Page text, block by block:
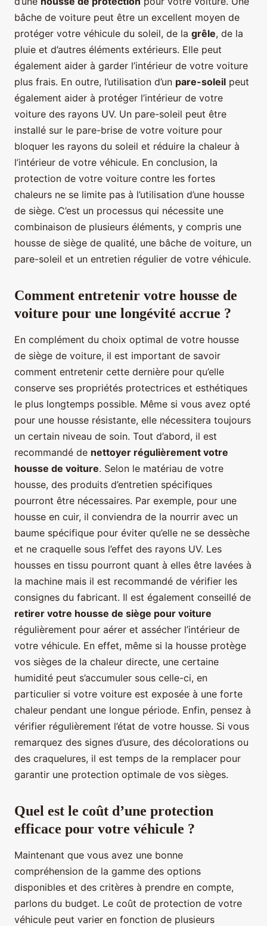
bâche de voiture peut être un excellent moyen de
protéger votre véhicule du soleil, de la grêle, de la
pluie et d’autres éléments extérieurs. Elle peut
également aider à garder l’intérieur de votre voiture
plus frais. En outre, l’utilisation d’un pare-soleil peut
également aider à protéger l’intérieur de votre
voiture des rayons UV. Un pare-soleil peut être
installé sur le pare-brise de votre voiture pour
bloquer les rayons du soleil et réduire la chaleur à
l’intérieur de votre véhicule. En conclusion, la
protection de votre voiture contre les fortes
chaleurs ne se limite pas à l’utilisation d’une housse
de siège. C’est un processus qui nécessite une
combinaison de plusieurs éléments, y compris une
housse de siège de qualité, une bâche de voiture, un
pare-soleil et un entretien régulier de votre véhicule.
Comment entretenir votre housse de
voiture pour une longévité accrue ?
En complément du choix optimal de votre housse
de siège de voiture, il est important de savoir
comment entretenir cette dernière pour qu’elle
conserve ses propriétés protectrices et esthétiques
le plus longtemps possible. Même si vous avez opté
pour une housse résistante, elle nécessitera toujours
un certain niveau de soin. Tout d’abord, il est
recommandé de nettoyer régulièrement votre
housse de voiture. Selon le matériau de votre
housse, des produits d’entretien spécifiques
pourront être nécessaires. Par exemple, pour une
housse en cuir, il conviendra de la nourrir avec un
baume spécifique pour éviter qu’elle ne se dessèche
et ne craquelle sous l’effet des rayons UV. Les
housses en tissu pourront quant à elles être lavées à
la machine mais il est recommandé de vérifier les
consignes du fabricant. Il est également conseillé de
retirer votre housse de siège pour voiture
régulièrement pour aérer et assécher l’intérieur de
votre véhicule. En effet, même si la housse protège
vos sièges de la chaleur directe, une certaine
humidité peut s’accumuler sous celle-ci, en
particulier si votre voiture est exposée à une forte
chaleur pendant une longue période. Enfin, pensez à
vérifier régulièrement l’état de votre housse. Si vous
remarquez des signes d’usure, des décolorations ou
des craquelures, il est temps de la remplacer pour
garantir une protection optimale de vos sièges.
Quel est le coût d’une protection
efficace pour votre véhicule ?
Maintenant que vous avez une bonne
compréhension de la gamme des options
disponibles et des critères à prendre en compte,
parlons du budget. Le coût de protection de votre
véhicule peut varier en fonction de plusieurs